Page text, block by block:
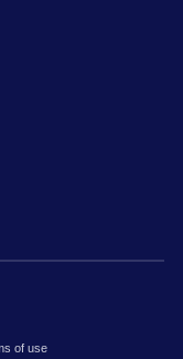
of use